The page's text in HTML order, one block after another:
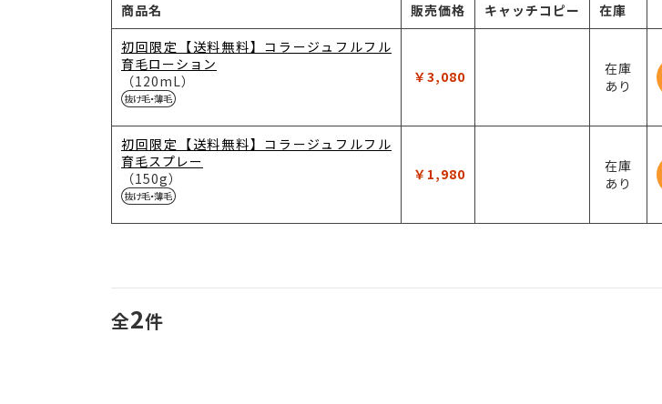
商品名 販売価格 キャッチコピー
在庫
初回限定【送料無料】コラージュフルフル
育毛ローション
（120mL）
￥3,080
在庫
あり
初回限定【送料無料】コラージュフルフル
育毛スプレー
（150g）
￥1,980
在庫
あり
全2件